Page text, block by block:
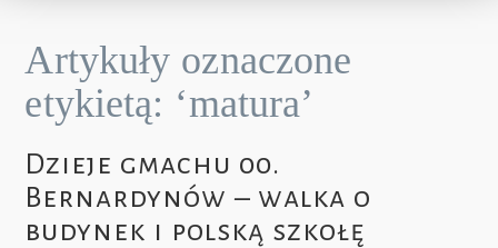
Artykuły oznaczone
etykietą: ‘matura’
Dzieje gmachu 00.
Bernardynów – walka o
budynek i polską szkołę